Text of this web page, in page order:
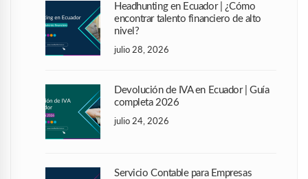
Headhunting en Ecuador | ¿Cómo
encontrar talento financiero de alto
nivel?
julio 28, 2026
Devolución de IVA en Ecuador | Guía
completa 2026
julio 24, 2026
Servicio Contable para Empresas